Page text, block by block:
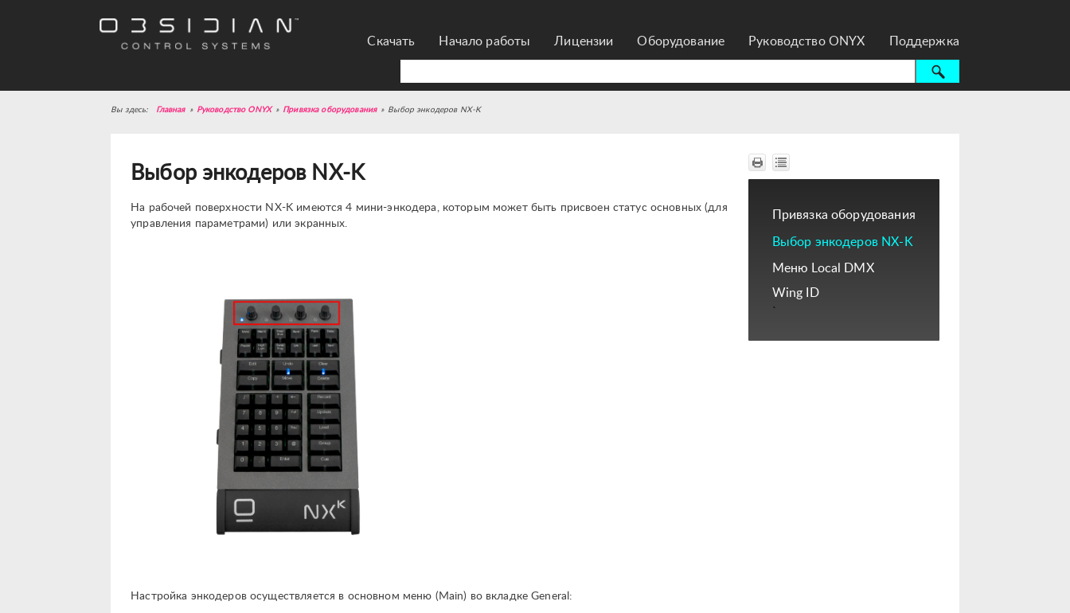
Скачать Начало работы Лицензии Оборудование Руководство ONYX Поддержка
Главная » Руководство ONYX » Привязка оборудования » Выбор энкодеров NX-K
Привязка оборудования
Выбор энкодеров NX-K
Меню Local DMX
Wing ID
`
Выбор энкодеров NX-K
На рабочей поверхности NX-K имеются 4 мини-энкодера, которым может быть присвоен статус основных (для
управления параметрами) или экранных.
Настройка энкодеров осуществляется в основном меню (Main) во вкладке General: